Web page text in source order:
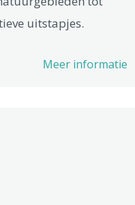
uitstapjes.
Meer informatie